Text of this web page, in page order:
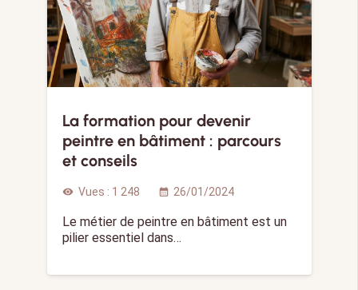
La formation pour devenir
peintre en bâtiment : parcours
et conseils
visibility Vues : 1 248 calendar_month 26/01/2024
Le métier de peintre en bâtiment est un
pilier essentiel dans…